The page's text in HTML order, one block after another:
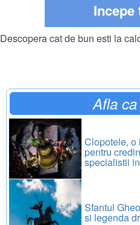
Incepe
Descopera cat de bun esti la
Afla
Clopotele, o
pentru
specialistii
Sfantul
si legenda